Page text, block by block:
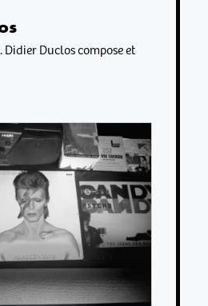
Didier Duclos compose et